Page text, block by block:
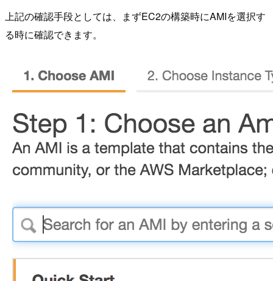
上記の確認手段としては、まずEC2の構築時にAMIを選択す
る時に確認できます。